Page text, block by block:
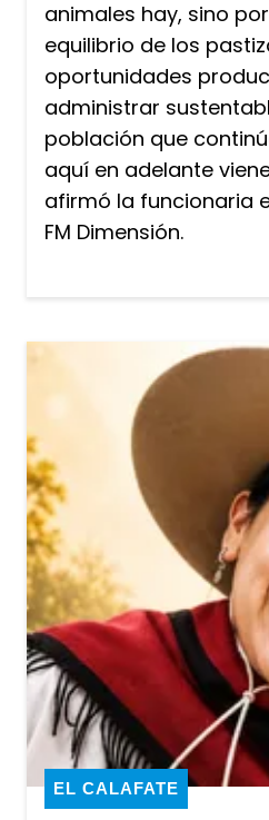
animales hay, sino
equilibrio de los
oportunidades
administrar
población que
aquí en adelante
afirmó la funcionaria
FM Dimensión.
EL CALAFATE